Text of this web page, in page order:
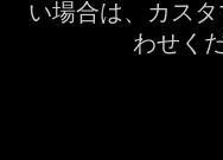
い場合は、カス
わせく